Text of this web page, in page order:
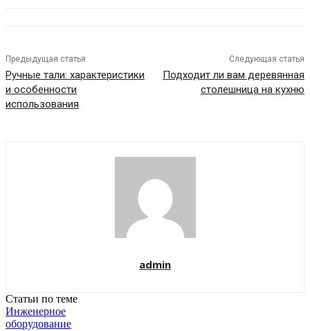
Предыдущая статья
Ручные тали: характеристики
и особенности
использования
Следующая статья
Подходит ли вам деревянная
столешница на кухню
admin
Статьи по теме
Инженерное
оборудование